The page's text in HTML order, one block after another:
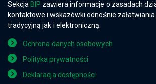
Sekcja BIP zawiera informacje o zasadach
kontaktowe i wskazówki odnośnie
tradycyjną jak i elektroniczną.
Ochrona danych osobowych
Polityka prywatności
Deklaracja dostępności